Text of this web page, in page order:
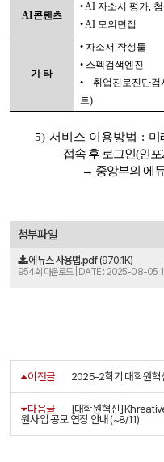
AI콘텐츠
• AI 자소서 평가,
• AI 모의면접
기 타
• 자소서 작성툴
• 스펙검색엔진
• 취업진로진단검
트)
5) 서비스 이용방법 : 미
접속 후 로그인(인포
→ 중앙부의 에듀스 배
첨부파일
에듀스 사용법.pdf(970.1K)
954회 다운로드 | DATE : 2025-08-05
이전글 2025-2학기 대학원혁
다음글
[대학원혁신]
원사업 공모 연장 안내 (~8/11)